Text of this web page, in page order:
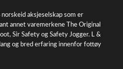
aksjeselskap som er
annet varemerkene The Original
Sir Safety og Safety Jogger. L &
og bred erfaring innenfor fottøy